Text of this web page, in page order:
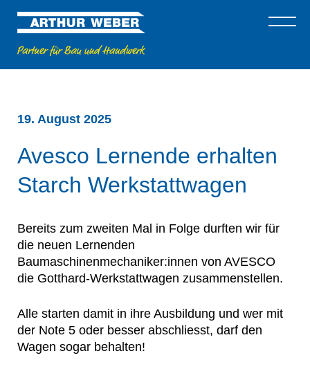
19. August 2025
Avesco Lernende erhalten
Starch Werkstattwagen
Bereits zum zweiten Mal in Folge durften wir für
die neuen Lernenden
Baumaschinenmechaniker:innen von AVESCO
die Gotthard-Werkstattwagen zusammenstellen.
Alle starten damit in ihre Ausbildung und wer mit
der Note 5 oder besser abschliesst, darf den
Wagen sogar behalten!